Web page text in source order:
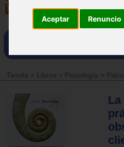
Aceptar Renuncio
Tienda > Libros > Psicología >